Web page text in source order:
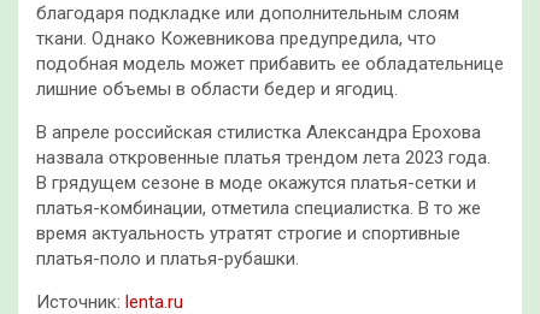
благодаря подкладке или дополнительным слоям
ткани. Однако Кожевникова предупредила, что
подобная модель может прибавить ее обладательнице
лишние объемы в области бедер и ягодиц.
В апреле российская стилистка Александра Ерохова
назвала откровенные платья трендом лета 2023 года.
В грядущем сезоне в моде окажутся платья-сетки и
платья-комбинации, отметила специалистка. В то же
время актуальность утратят строгие и спортивные
платья-поло и платья-рубашки.
Источник: lenta.ru